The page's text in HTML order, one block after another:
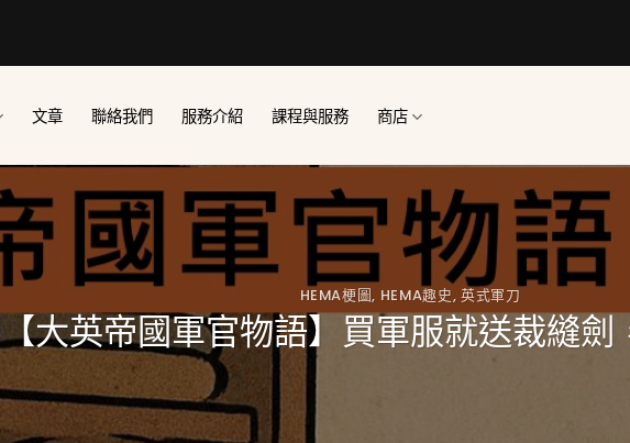
文章 聯絡我們 服務介紹 課程與服務 商店
HEMA梗圖, HEMA趣史, 英式軍刀
【大英帝國軍官物語】買軍服就送裁縫劍